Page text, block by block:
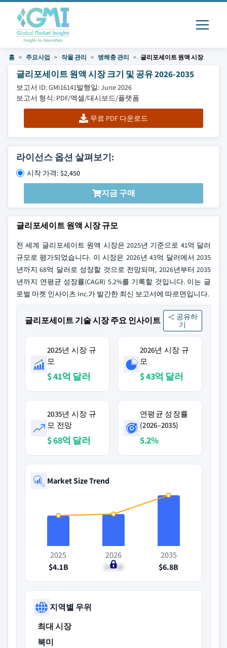
홈 주요사업 작물 관리 병해충 관리 글리포세이트 원액 시장
글리포세이트 원액 시장 크기 및 공유 2026-2035
보고서 ID: GMI16141발행일: June 2026
보고서 형식: PDF/엑셀/대시보드/플랫폼
무료 PDF 다운로드
라이선스 옵션 살펴보기:
시작 가격: $2,450
지금 구매
글리포세이트 원액 시장 규모
전 세계 글리포세이트 원액 시장은 2025년 기준으로 41억 달러
규모로 평가되었습니다. 이 시장은 2026년 43억 달러에서 2035
년까지 68억 달러로 성장할 것으로 전망되며, 2026년부터 2035
년까지 연평균 성장률(CAGR) 5.2%를 기록할 것입니다. 이는 글
로벌 마켓 인사이츠 Inc.가 발간한 최신 보고서에 따르면입니다.
글리포세이트 기술 시장 주요 인사이트
공유하
기
2025년 시장 규
모
$ 41억 달러
2026년 시장 규
모
$ 43억 달러
2035년 시장 규
모 전망
$ 68억 달러
연평균 성장률
(2026–2035)
5.2%
Market Size Trend
2025
$4.1B
2026
$4.3B
2035
$6.8B
지역별 우위
최대 시장
북미